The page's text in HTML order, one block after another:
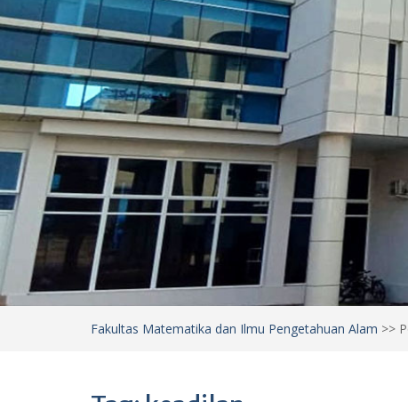
Fakultas Matematika dan Ilmu Pengetahuan Alam >>